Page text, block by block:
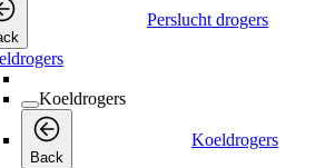
Perslucht drogers
Koeldrogers
Back
Koeldrogers